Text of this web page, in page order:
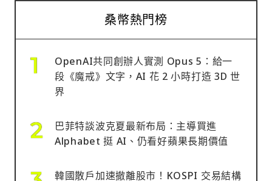
桑幣熱門榜
OpenAI共同創辦人實測 Opus 5：給一
段《魔戒》文字，AI 花 2 小時打造 3D 世
界
巴菲特談波克夏最新布局：主導買進
Alphabet 挺 AI、仍看好蘋果長期價值
韓國散戶加速撤離股市！KOSPI 交易結構